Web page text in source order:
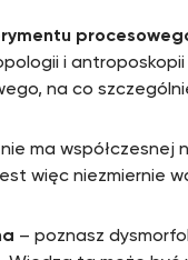
i
na co
ma współczesnej
więc niezmiernie
– poznasz